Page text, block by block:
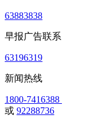
63883838
早报广告联系
63196319
新闻热线
1800-7416388
或 92288736